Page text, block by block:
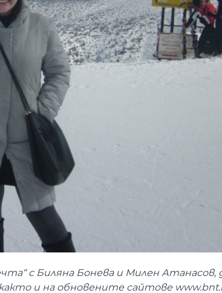
с Биляна Бонева и Милен Атанасов,
както и на обновените сайтове